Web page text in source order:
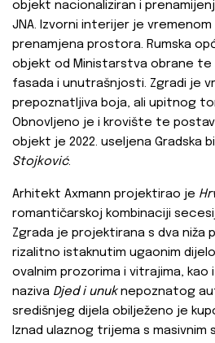
objekt nacionaliziran i
JNA. Izvorni interijer je
prenamjena prostora. Rumska
objekt od Ministarstva obrane te
fasada i unutrašnjosti. Zgradi je
prepoznatljiva boja, ali upitnog
Obnovljeno je i krovište te
objekt je 2022. useljena Gradska
Stojković.
Arhitekt Axmann projektirao je
romantičarskoj kombinaciji
Zgrada je projektirana s dva niža
rizalitno istaknutim ugaonim
ovalnim prozorima i vitrajima, kao
naziva Djed i unuknepoznatog
središnjeg dijela obilježeno je
Iznad ulaznog trijema s masivnim